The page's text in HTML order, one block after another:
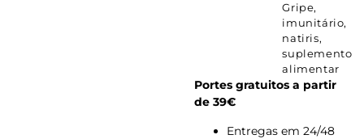
Gripe,
imunitário,
natiris,
suplemento
alimentar
Portes gratuitos a partir
de 39€
Entregas em 24/48